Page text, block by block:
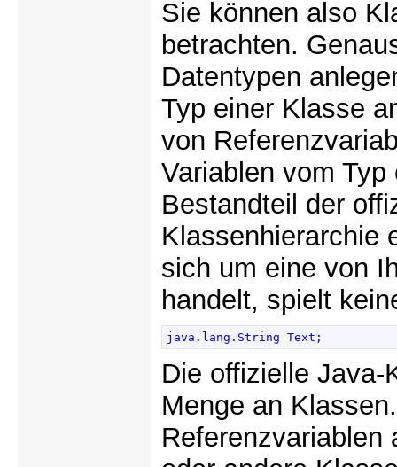
Sie können also
betrachten.
Datentypen
Typ einer Klasse
von
Variablen vom
Bestandteil der
Klassenhierarchie
sich um eine von
handelt, spielt
java.lang.String Text;
Die offizielle Java-
Menge an
Referenzvariablen